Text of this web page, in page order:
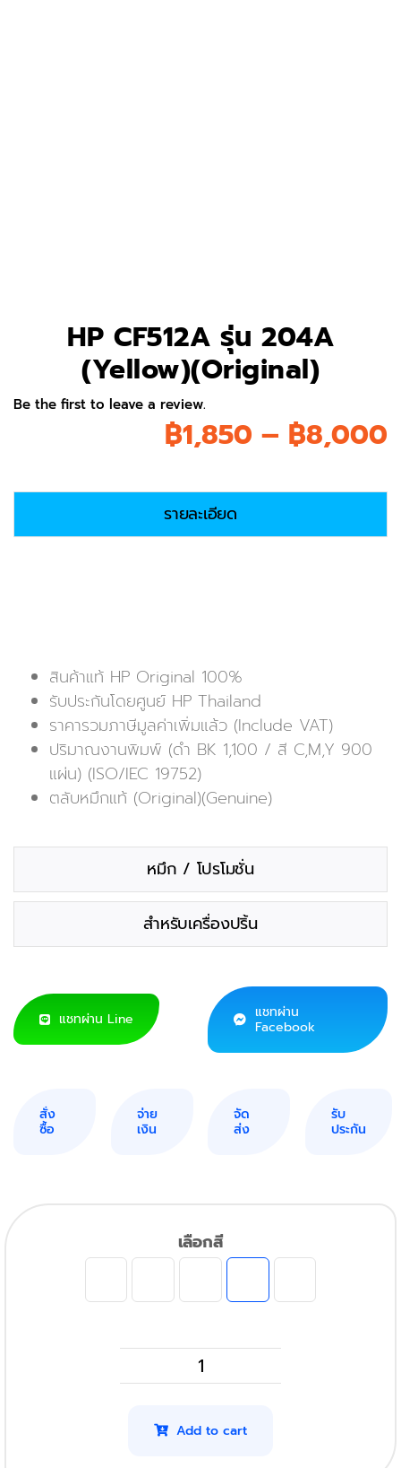
HP CF512A รุ่น 204A
(Yellow)(Original)
Be the first to leave a review.
฿1,850 – ฿8,000
รายละเอียด
สินค้าแท้ HP Original 100%
รับประกันโดยศูนย์ HP Thailand
ราคารวมภาษีมูลค่าเพิ่มแล้ว (Include VAT)
ปริมาณงานพิมพ์ (ดำ BK 1,100 / สี C,M,Y 900
แผ่น) (ISO/IEC 19752)
ตลับหมึกแท้ (Original)(Genuine)
หมึก / โปรโมชั่น
สำหรับเครื่องปริ้น
แชทผ่าน Line
แชทผ่าน
Facebook
สั่ง
ซื้อ
จ่าย
เงิน
จัด
ส่ง
รับ
ประกัน
เลือกสี
HP
รุ่น
Add to cart